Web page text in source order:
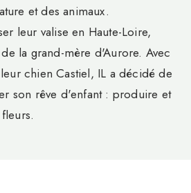
et des animaux.
leur valise en Haute-Loire,
la grand-mère d'Aurore. Avec
chien Castiel, IL a décidé de
son rêve d'enfant : produire et